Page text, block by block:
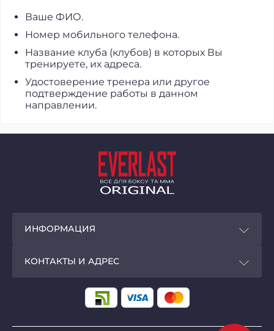
Ваше ФИО.
Номер мобильного телефона.
Название клуба (клубов) в которых Вы
тренируете, их адреса.
Удостоверение тренера или другое
подтверждение работы в данном
направлении.
ИНФОРМАЦИЯ
Доставка и оплата
КОНТАКТЫ И АДРЕС
ул. Большая Васильковская, 72, ТЦ